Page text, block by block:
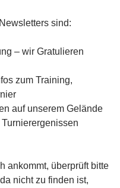
sind:
– wir Gratulieren
zum Training,
auf unserem Gelände
ankommt, überprüft bitte
nicht zu finden ist,